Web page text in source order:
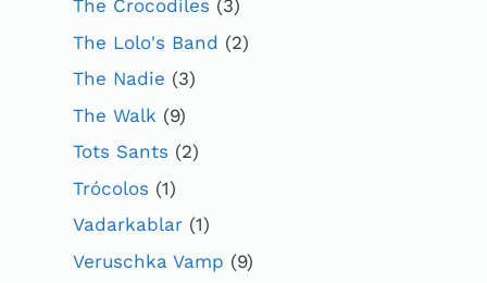
The Crocodiles (3)
The Lolo's Band (2)
The Nadie (3)
The Walk (9)
Tots Sants (2)
Trócolos (1)
Vadarkablar (1)
Veruschka Vamp (9)